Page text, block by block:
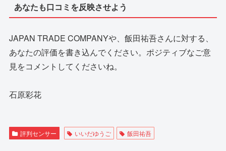
あなたも口コミを反映させよう
JAPAN TRADE COMPANYや、飯田祐吾さんに対する、
あなたの評価を書き込んでください。ポジティブなご意
見をコメントしてくださいね。
石原彩花
評判センサー いいだゆうご 飯田祐吾